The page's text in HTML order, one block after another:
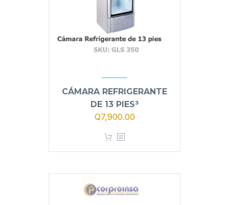
CÁMARA REFRIGERANTE
DE 13 PIES³
El
original
era:
Q7,900.00El
es: